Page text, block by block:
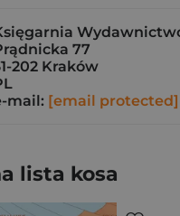
77
202 Kraków
mail: [email protected]
lista kosa